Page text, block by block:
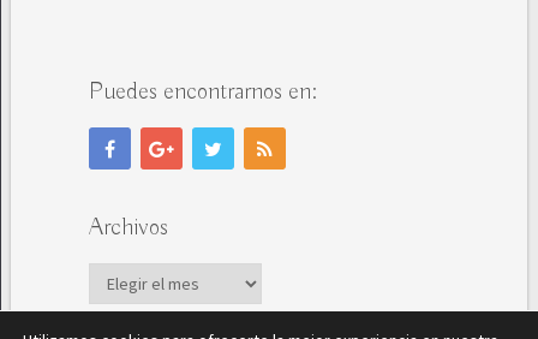
Puedes encontrarnos en:
Archivos
Archivos